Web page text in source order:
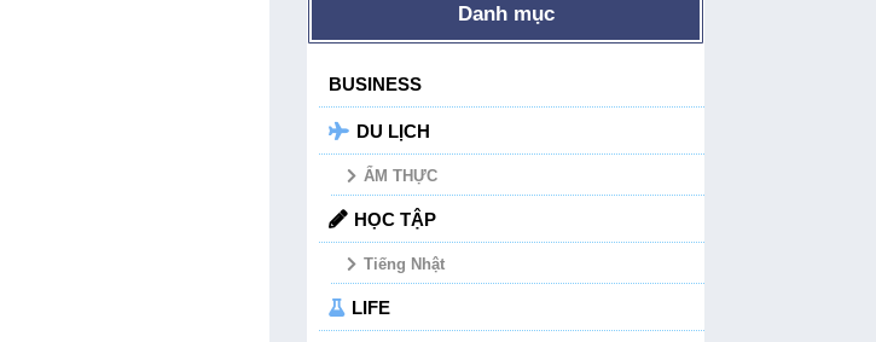
Danh mục
BUSINESS
DU LỊCH
ẨM THỰC
HỌC TẬP
Tiếng Nhật
LIFE